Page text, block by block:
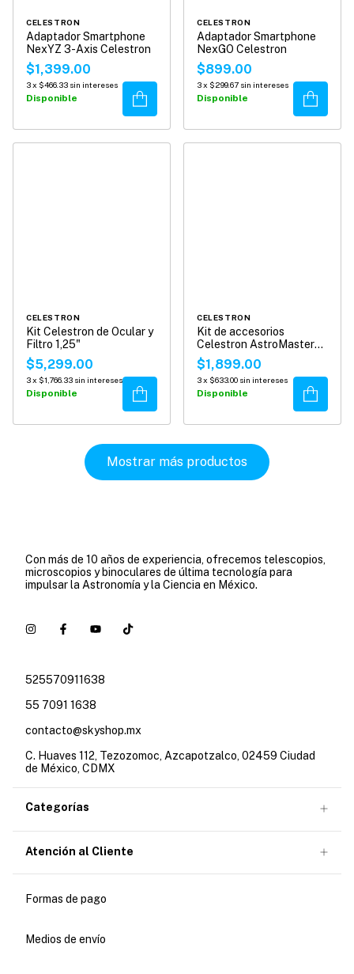
CELESTRON
Adaptador Smartphone
NexYZ 3-Axis Celestron
$1,399.00
3x $466.33 sin intereses
Disponible Comprar
CELESTRON
Adaptador Smartphone
NexGO Celestron
$899.00
3x $299.67 sin intereses
Disponible Comprar
CELESTRON
Kit Celestron de Ocular y
Filtro 1,25"
$5,299.00
3x $1,766.33 sin intereses
Disponible Comprar
CELESTRON
Kit de accesorios
Celestron AstroMaster
1,25"
$1,899.00
3x $633.00 sin intereses
Disponible Comprar
Mostrar más productos
Con más de 10 años de experiencia, ofrecemos telescopios,
microscopios y binoculares de última tecnología para
impulsar la Astronomía y la Ciencia en México.
525570911638
55 7091 1638
contacto@skyshop.mx
C. Huaves 112, Tezozomoc, Azcapotzalco, 02459 Ciudad
de México, CDMX
Categorías
Atención al Cliente
Formas de pago
Medios de envío